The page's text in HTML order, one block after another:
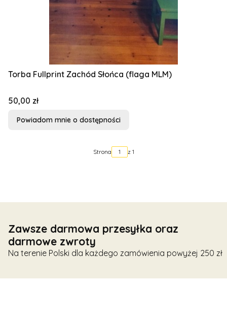
Torba Fullprint Zachód Słońca (flaga MLM)
Cena
50,00 zł
Powiadom mnie o dostępności
Strona z 1
Zawsze darmowa przesyłka oraz
darmowe zwroty
Na terenie Polski dla każdego zamówienia powyżej 250 zł